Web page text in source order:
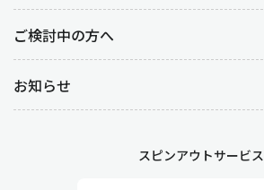
ご検討中の方へ
お知らせ
スピンアウトサービス